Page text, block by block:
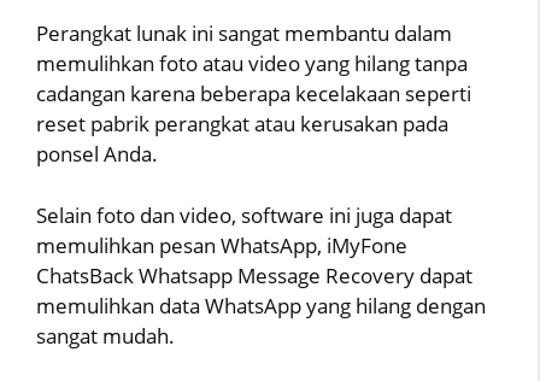
Perangkat lunak ini sangat membantu dalam
memulihkan foto atau video yang hilang tanpa
cadangan karena beberapa kecelakaan seperti
reset pabrik perangkat atau kerusakan pada
ponsel Anda.
Selain foto dan video, software ini juga dapat
memulihkan pesan WhatsApp, iMyFone
ChatsBack Whatsapp Message Recovery dapat
memulihkan data WhatsApp yang hilang dengan
sangat mudah.